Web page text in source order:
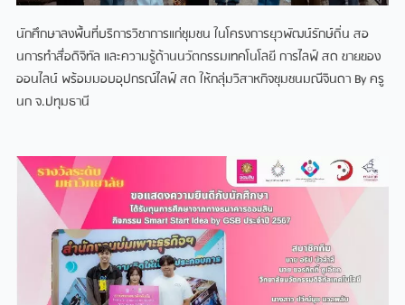
นักศึกษาลงพื้นที่บริการวิชาการแก่ชุมชน ในโครงการยุวพัฒน์รักษ์ถิ่น สอ
นการทําสื่อดิจิทัล และความรู้ด้านนวัตกรรมเทคโนโลยี การไลฟ์ สด ขายของ
ออนไลน์ พร้อมมอบอุปกรณ์ไลฟ์ สด ให้กลุ่มวิสาหกิจชุมชนมณีจินดา By ครู
นก จ.ปทุมธานี